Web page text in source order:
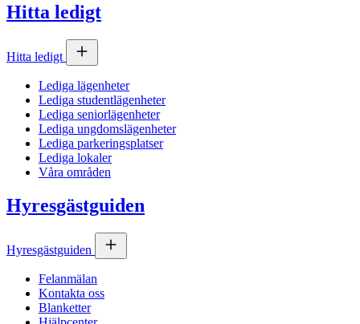
Hitta ledigt
Hitta ledigt
Lediga lägenheter
Lediga studentlägenheter
Lediga seniorlägenheter
Lediga ungdomslägenheter
Lediga parkeringsplatser
Lediga lokaler
Våra områden
Hyresgästguiden
Hyresgästguiden
Felanmälan
Kontakta oss
Blanketter